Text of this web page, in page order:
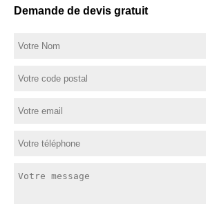
Demande de devis gratuit